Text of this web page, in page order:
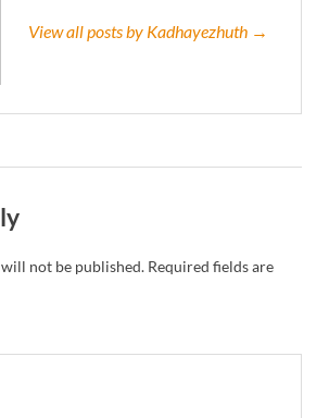
View all posts by Kadhayezhuth →
not be published. Required fields are